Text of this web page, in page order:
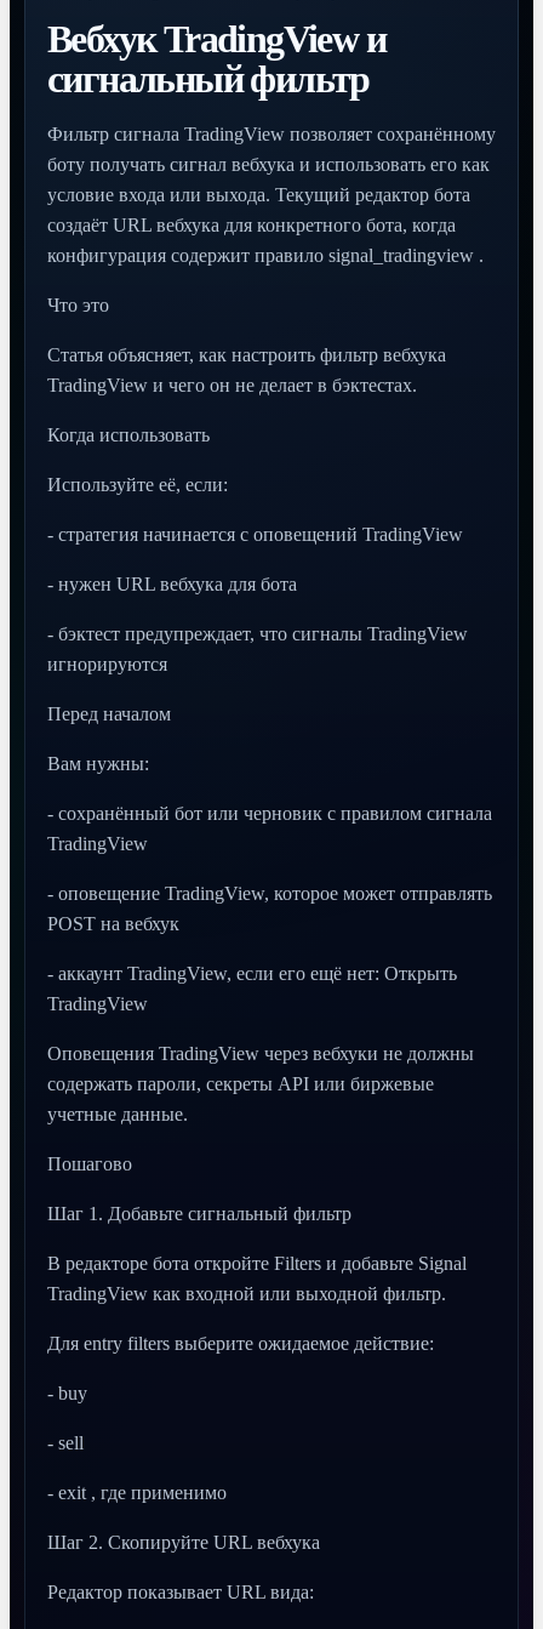
Вебхук TradingView и
сигнальный фильтр
Фильтр сигнала TradingView позволяет сохранённому
боту получать сигнал вебхука и использовать его как
условие входа или выхода. Текущий редактор бота
создаёт URL вебхука для конкретного бота, когда
конфигурация содержит правило signal_tradingview .
Что это
Статья объясняет, как настроить фильтр вебхука
TradingView и чего он не делает в бэктестах.
Когда использовать
Используйте её, если:
- стратегия начинается с оповещений TradingView
- нужен URL вебхука для бота
- бэктест предупреждает, что сигналы TradingView
игнорируются
Перед началом
Вам нужны:
- сохранённый бот или черновик с правилом сигнала
TradingView
- оповещение TradingView, которое может отправлять
POST на вебхук
- аккаунт TradingView, если его ещё нет: Открыть
TradingView
Оповещения TradingView через вебхуки не должны
содержать пароли, секреты API или биржевые
учетные данные.
Пошагово
Шаг 1. Добавьте сигнальный фильтр
В редакторе бота откройте Filters и добавьте Signal
TradingView как входной или выходной фильтр.
Для entry filters выберите ожидаемое действие:
- buy
- sell
- exit , где применимо
Шаг 2. Скопируйте URL вебхука
Редактор показывает URL вида: